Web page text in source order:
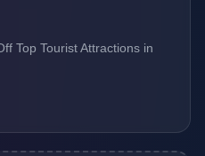
Top Tourist Attractions in